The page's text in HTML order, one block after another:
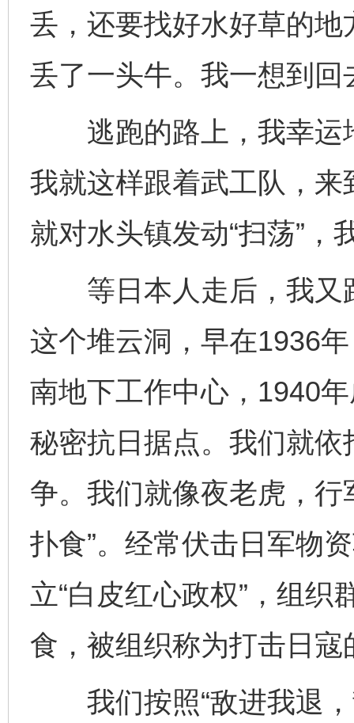
丢，还要找好水好草的
丢了一头牛。我一想到
逃跑的路上，我幸运
我就这样跟着武工队，
就对水头镇发动“扫荡”，
等日本人走后，我又
这个堆云洞，早在1936
南地下工作中心，1940
秘密抗日据点。我们就
争。我们就像夜老虎，行
扑食”。经常伏击日军物
立“白皮红心政权”，组
食，被组织称为打击日寇
我们按照“敌进我退，